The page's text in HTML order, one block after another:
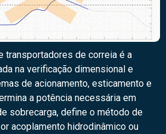
transportadores de correia é a
na verificação dimensional e
de acionamento, esticamento e
a potência necessária em
sobrecarga, define o método de
acoplamento hidrodinâmico ou